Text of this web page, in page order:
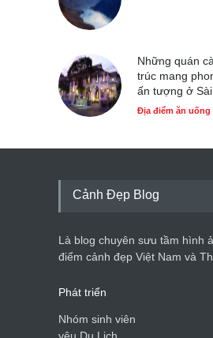
Những quán
trúc mang
ấn tượng ở
Địa điểm ăn uống
Cảnh Đẹp Blog
Là blog chuyên sưu tầm hình
điểm cảnh đẹp Việt Nam và
Phát triển
Nhóm sinh viên